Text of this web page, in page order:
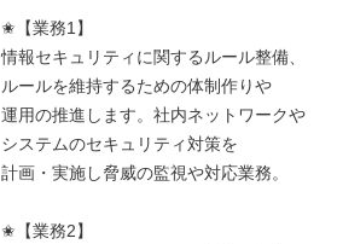
✬【業務1】
情報セキュリティに関するルール整備、
ルールを維持するための体制作りや
運用の推進します。社内ネットワークや
システムのセキュリティ対策を
計画・実施し脅威の監視や対応業務。
✬【業務2】